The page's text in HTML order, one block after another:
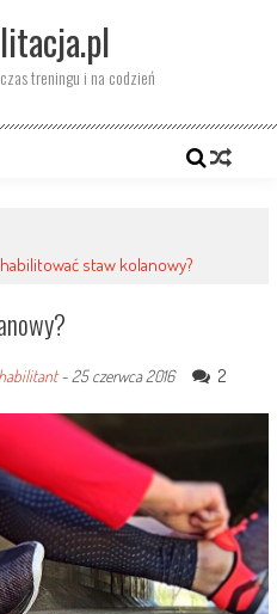
treningu i na codzień
staw kolanowy?
- 25 czerwca 2016 2